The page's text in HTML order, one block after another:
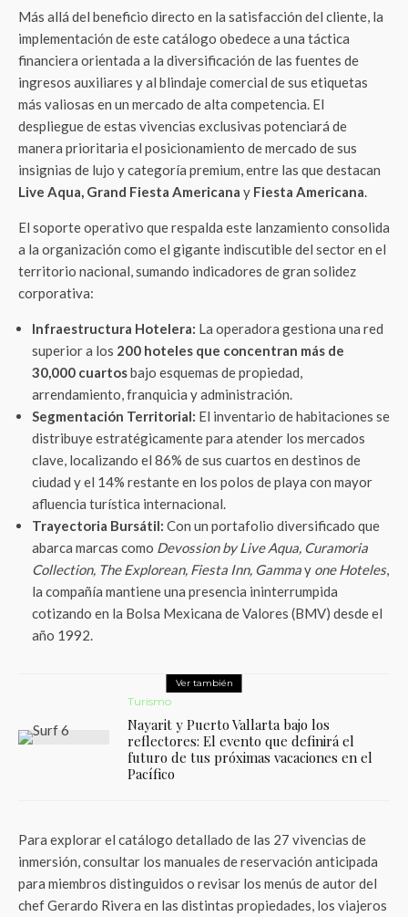
Más allá del beneficio directo en la satisfacción del cliente, la
implementación de este catálogo obedece a una táctica
financiera orientada a la diversificación de las fuentes de
ingresos auxiliares y al blindaje comercial de sus etiquetas
más valiosas en un mercado de alta competencia. El
despliegue de estas vivencias exclusivas potenciará de
manera prioritaria el posicionamiento de mercado de sus
insignias de lujo y categoría premium, entre las que destacan
Live Aqua, Grand Fiesta Americana y Fiesta Americana.
El soporte operativo que respalda este lanzamiento consolida
a la organización como el gigante indiscutible del sector en el
territorio nacional, sumando indicadores de gran solidez
corporativa:
Infraestructura Hotelera: La operadora gestiona una red
superior a los 200 hoteles que concentran más de
30,000 cuartosbajo esquemas de propiedad,
arrendamiento, franquicia y administración.
Segmentación Territorial: El inventario de habitaciones se
distribuye estratégicamente para atender los mercados
clave, localizando el 86% de sus cuartos en destinos de
ciudad y el 14% restante en los polos de playa con mayor
afluencia turística internacional.
Trayectoria Bursátil: Con un portafolio diversificado que
abarca marcas como Devossion by Live Aqua, Curamoria
Collection, The Explorean, Fiesta Inn, Gammay one Hoteles,
la compañía mantiene una presencia ininterrumpida
cotizando en la Bolsa Mexicana de Valores (BMV) desde el
año 1992.
Ver también
Turismo
Nayarit y Puerto Vallarta bajo los
reflectores: El evento que definirá el
futuro de tus próximas vacaciones en el
Pacífico
Para explorar el catálogo detallado de las 27 vivencias de
inmersión, consultar los manuales de reservación anticipada
para miembros distinguidos o revisar los menús de autor del
chef Gerardo Rivera en las distintas propiedades, los viajeros